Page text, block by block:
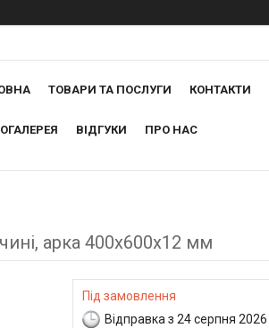
ТОВАРИ ТА ПОСЛУГИ КОНТАКТИ
ВІДГУКИ ПРО НАС
арка 400х600х12 мм
Під замовлення
Відправка з 24 серпня 2026